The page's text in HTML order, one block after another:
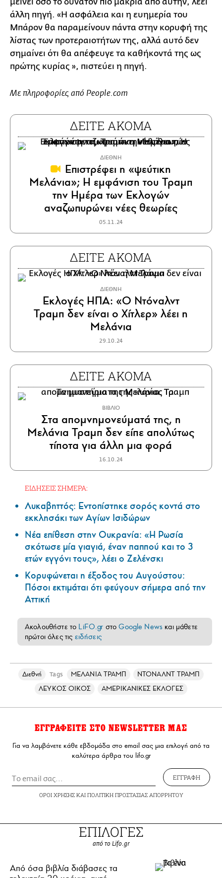
άλλη πηγή. «Η ασφάλεια και η ευημερία του
Μπάρον θα παραμείνουν πάντα στην κορυφή της
λίστας των προτεραιοτήτων της, αλλά αυτό δεν
σημαίνει ότι θα απέφευγε τα καθήκοντά της ως
πρώτης κυρίας », πιστεύει η πηγή.
Με πληροφορίες από People.com
ΔΕΙΤΕ ΑΚΟΜΑ
ΔΙΕΘΝΗ
Επιστρέφει η «ψεύτικη
Μελάνια»; Η εμφάνιση του Τραμπ
την Ημέρα των Εκλογών
αναζωπυρώνει νέες θεωρίες
05.11.24
ΔΕΙΤΕ ΑΚΟΜΑ
ΔΙΕΘΝΗ
Εκλογές ΗΠΑ: «Ο Ντόναλντ
Τραμπ δεν είναι ο Χίτλερ» λέει η
Μελάνια
29.10.24
ΔΕΙΤΕ ΑΚΟΜΑ
ΒΙΒΛΙΟ
Στα απομνημονεύματά της, η
Μελάνια Τραμπ δεν είπε απολύτως
τίποτα για άλλη μια φορά
16.10.24
ΕΙΔΗΣΕΙΣ ΣΗΜΕΡΑ:
Λυκαβηττός: Εντοπίστηκε σορός κοντά στο
εκκλησάκι των Αγίων Ισιδώρων
Νέα επίθεση στην Ουκρανία: «Η Ρωσία
σκότωσε μία γιαγιά, έναν παππού και το 3
ετών εγγόνι τους», λέει ο Ζελένσκι
Κορυφώνεται η έξοδος του Αυγούστου:
Πόσοι εκτιμάται ότι φεύγουν σήμερα από την
Αττική
Ακολουθήστε το LiFO.gr στοGoogle News και μάθετε
πρώτοι όλες τις ειδήσεις
Διεθνή Tags ΜΕΛΑΝΙΑ ΤΡΑΜΠ
ΝΤΟΝΑΛΝΤ ΤΡΑΜΠ
ΛΕΥΚΟΣ ΟΙΚΟΣ
ΑΜΕΡΙΚΑΝΙΚΕΣ ΕΚΛΟΓΕΣ
ΕΓΓΡΑΦΕΙΤΕ ΣΤΟ NEWSLETTER ΜΑΣ
Για να λαμβάνετε κάθε εβδομάδα στο email σας μια επιλογή από τα
καλύτερα άρθρα του lifo.gr
ΕΓΓΡΑΦΗ
ΟΡΟΙ ΧΡΗΣΗΣΚΑΙ ΠΟΛΙΤΙΚΗ ΠΡΟΣΤΑΣΙΑΣ ΑΠΟΡΡΗΤΟΥ
ΕΠΙΛΟΓΕΣ
από το Lifo.gr
Από όσα βιβλία διάβασες τα